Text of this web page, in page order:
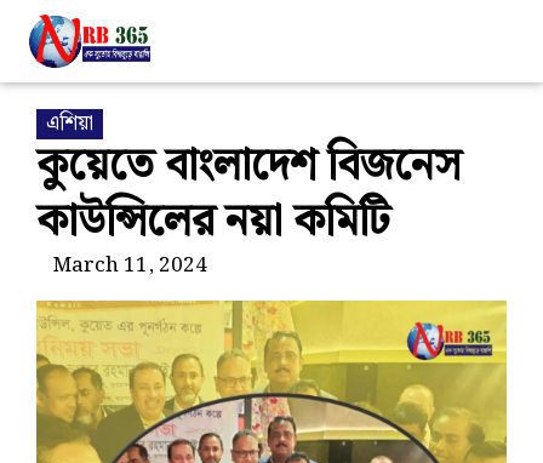
এশিয়া
কুয়েতে বাংলাদেশ বিজনেস
কাউন্সিলের নয়া কমিটি
March 11, 2024